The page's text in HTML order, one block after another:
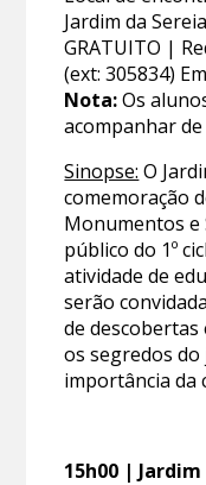
Jardim da
GRATUITO |
(ext: 305834)
Nota:Os
acompanhar
Sinopse: O
comemoração
Monumentos e
público do 1º
atividade de
serão
de
os segredos
importância da
15h00 |